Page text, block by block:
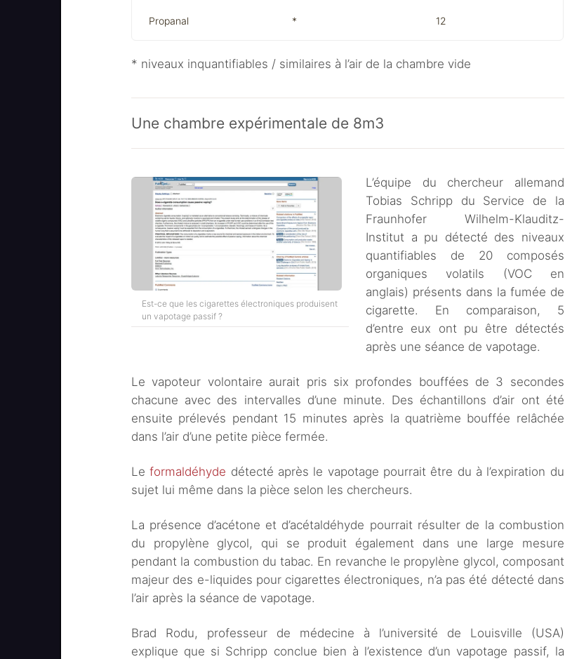
Propanal * 12
* niveaux inquantifiables / similaires à l’air de la chambre vide
Une chambre expérimentale de 8m3
Est-ce que les cigarettes électroniques produisent
un vapotage passif ?
L’équipe du chercheur allemand
Tobias Schripp du Service de la
Fraunhofer Wilhelm-Klauditz-
Institut a pu détecté des niveaux
quantifiables de 20 composés
organiques volatils (VOC en
anglais) présents dans la fumée de
cigarette. En comparaison, 5
d’entre eux ont pu être détectés
après une séance de vapotage.
Le vapoteur volontaire aurait pris six profondes bouffées de 3 secondes
chacune avec des intervalles d’une minute. Des échantillons d’air ont été
ensuite prélevés pendant 15 minutes après la quatrième bouffée relâchée
dans l’air d’une petite pièce fermée.
Leformaldéhyde détecté après le vapotage pourrait être du à l’expiration du
sujet lui même dans la pièce selon les chercheurs.
La présence d’acétone et d’acétaldéhyde pourrait résulter de la combustion
du propylène glycol, qui se produit également dans une large mesure
pendant la combustion du tabac. En revanche le propylène glycol, composant
majeur des e-liquides pour cigarettes électroniques, n’a pas été détecté dans
l’air après la séance de vapotage.
Brad Rodu, professeur de médecine à l’université de Louisville (USA)
explique que si Schripp conclue bien à l’existence d’un vapotage passif, la